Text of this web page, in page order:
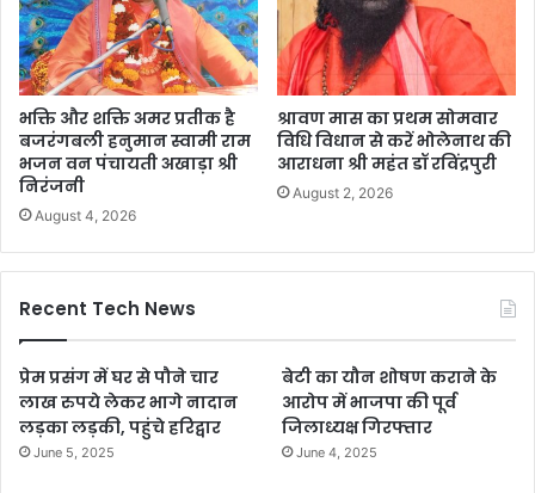
भक्ति और शक्ति अमर प्रतीक है
बजरंगबली हनुमान स्वामी राम
भजन वन पंचायती अखाड़ा श्री
निरंजनी
August 4, 2026
श्रावण मास का प्रथम सोमवार
विधि विधान से करें भोलेनाथ की
आराधना श्री महंत डॉ रविंद्रपुरी
August 2, 2026
Recent Tech News
प्रेम प्रसंग में घर से पौने चार
लाख रुपये लेकर भागे नादान
लड़का लड़की, पहुंचे हरिद्वार
June 5, 2025
बेटी का यौन शोषण कराने के
आरोप में भाजपा की पूर्व
जिलाध्यक्ष गिरफ्तार
June 4, 2025